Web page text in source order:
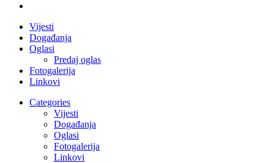
Vijesti
Događanja
Oglasi
Predaj oglas
Fotogalerija
Linkovi
Categories
Vijesti
Događanja
Oglasi
Fotogalerija
Linkovi